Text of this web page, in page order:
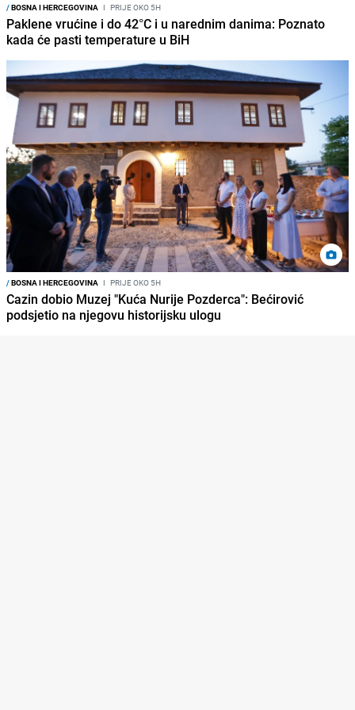
/BOSNA I HERCEGOVINA I PRIJE OKO 5H
Paklene vrućine i do 42°C i u narednim danima: Poznato
kada će pasti temperature u BiH
/BOSNA I HERCEGOVINA I PRIJE OKO 5H
Cazin dobio Muzej "Kuća Nurije Pozderca": Bećirović
podsjetio na njegovu historijsku ulogu